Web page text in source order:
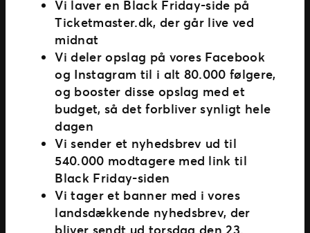
Vi laver en Black Friday-side på
Ticketmaster.dk, der går live ved
midnat
Vi deler opslag på vores Facebook
og Instagram til i alt 80.000 følgere,
og booster disse opslag med et
budget, så det forbliver synligt hele
dagen
Vi sender et nyhedsbrev ud til
540.000 modtagere med link til
Black Friday-siden
Vi tager et banner med i vores
landsdækkende nyhedsbrev, der
bliver sendt ud torsdag den 23.